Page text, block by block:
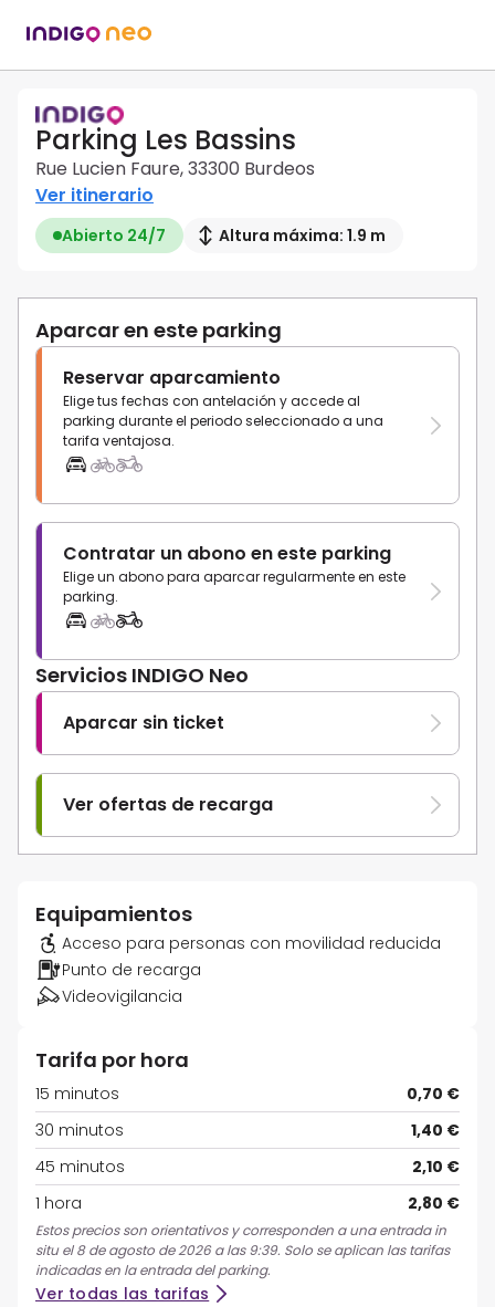
Parking Les Bassins
Rue Lucien Faure, 33300 Burdeos
Ver itinerario
Abierto 24/7 Altura máxima: 1.9 m
Aparcar en este parking
Reservar aparcamiento
Elige tus fechas con antelación y accede al
parking durante el periodo seleccionado a una
tarifa ventajosa.
Contratar un abono en este parking
Elige un abono para aparcar regularmente en este
parking.
Servicios INDIGO Neo
Aparcar sin ticket
Ver ofertas de recarga
Equipamientos
Acceso para personas con movilidad reducida
Punto de recarga
Videovigilancia
Tarifa por hora
15 minutos
0,70 €
30 minutos
1,40 €
45 minutos
2,10 €
1 hora
2,80 €
Estos precios son orientativos y corresponden a una entrada in
situ el 8 de agosto de 2026 a las 9:39. Solo se aplican las tarifas
indicadas en la entrada del parking.
Ver todas las tarifas